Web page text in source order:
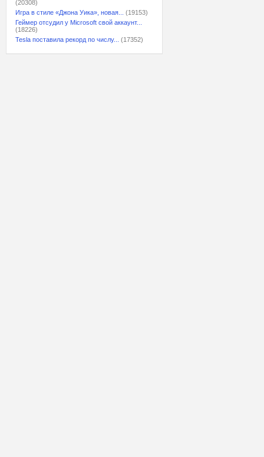
(20308)
Игра в стиле «Джона Уика», новая...
(19153)
Геймер отсудил у Microsoft свой аккаунт...
(18226)
Tesla поставила рекорд по числу...
(17352)